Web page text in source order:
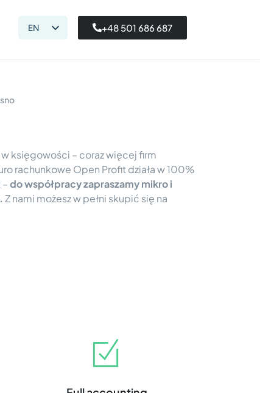
EN
+48 501 686 687
księgowości – coraz więcej firm
rachunkowe Open Profit działa w 100%
do współpracy zapraszamy mikro i
Z nami możesz w pełni skupić się na